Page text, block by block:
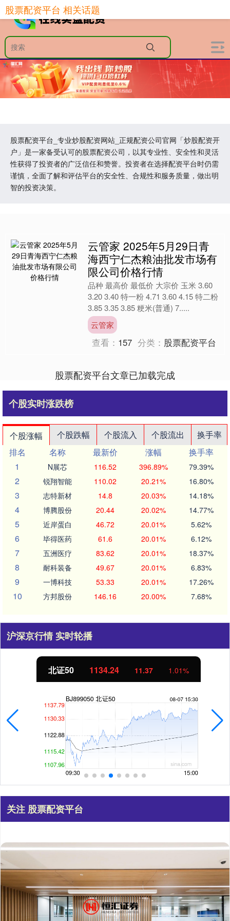
股票配资平台_专业炒股配资网站_正规配资公司官网「炒股配资开
户」是一家备受认可的股票配资公司，以其专业性、安全性和灵活
性获得了投资者的广泛信任和赞誉。投资者在选择配资平台时仍需
谨慎，全面了解和评估平台的安全性、合规性和服务质量，做出明
智的投资决策。
股票配资平台 相关话题
云管家 2025年5月29日青
海西宁仁杰粮油批发市场有
限公司价格行情
品种 最高价 最低价 大宗价 玉米 3.60
3.20 3.40 特一粉 4.71 3.60 4.15 特二粉
3.85 3.35 3.85 粳米(普通) 7.....
云管家
查看： 157 分类： 股票配资平台
股票配资平台文章已加载完成
个股实时涨跌榜
个股涨幅 个股跌幅 个股流入 个股流出
换手率
排名
名称 最新价 涨幅
换手率
1
N展芯 116.52 396.89% 79.39%
2 锐翔智能 110.02 20.21% 16.80%
3 志特新材 14.8 20.03% 14.18%
4 博腾股份 20.44 20.02% 14.77%
5 近岸蛋白 46.72 20.01% 5.62%
6 毕得医药 61.6 20.01% 6.12%
7 五洲医疗 83.62 20.01% 18.37%
8 耐科装备 49.67 20.01% 6.83%
9 一博科技 53.33 20.01% 17.26%
10 方邦股份 146.16 20.00% 7.68%
沪深京行情 实时轮播
北证50 1134.24 11.37 1.01%
关注 股票配资平台